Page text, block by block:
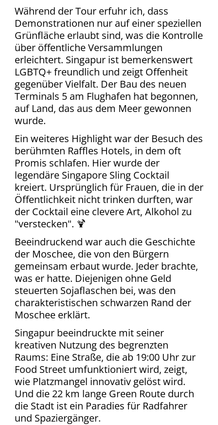
Während der Tour erfuhr ich, dass
Demonstrationen nur auf einer speziellen
Grünfläche erlaubt sind, was die Kontrolle
über öffentliche Versammlungen
erleichtert. Singapur ist bemerkenswert
LGBTQ+ freundlich und zeigt Offenheit
gegenüber Vielfalt. Der Bau des neuen
Terminals 5 am Flughafen hat begonnen,
auf Land, das aus dem Meer gewonnen
wurde.
Ein weiteres Highlight war der Besuch des
berühmten Raffles Hotels, in dem oft
Promis schlafen. Hier wurde der
legendäre Singapore Sling Cocktail
kreiert. Ursprünglich für Frauen, die in der
Öffentlichkeit nicht trinken durften, war
der Cocktail eine clevere Art, Alkohol zu
"verstecken". 🍹
Beeindruckend war auch die Geschichte
der Moschee, die von den Bürgern
gemeinsam erbaut wurde. Jeder brachte,
was er hatte. Diejenigen ohne Geld
steuerten Sojaflaschen bei, was den
charakteristischen schwarzen Rand der
Moschee erklärt.
Singapur beeindruckte mit seiner
kreativen Nutzung des begrenzten
Raums: Eine Straße, die ab 19:00 Uhr zur
Food Street umfunktioniert wird, zeigt,
wie Platzmangel innovativ gelöst wird.
Und die 22 km lange Green Route durch
die Stadt ist ein Paradies für Radfahrer
und Spaziergänger.